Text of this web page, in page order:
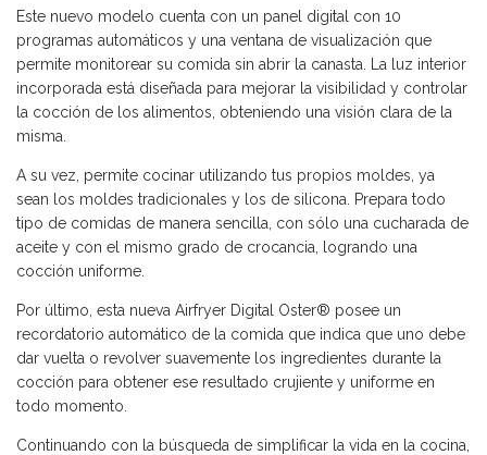
Este nuevo modelo cuenta con un panel digital con 10
programas automáticos y una ventana de visualización que
permite monitorear su comida sin abrir la canasta. La luz interior
incorporada está diseñada para mejorar la visibilidad y controlar
la cocción de los alimentos, obteniendo una visión clara de la
misma.
A su vez, permite cocinar utilizando tus propios moldes, ya
sean los moldes tradicionales y los de silicona. Prepara todo
tipo de comidas de manera sencilla, con sólo una cucharada de
aceite y con el mismo grado de crocancia, logrando una
cocción uniforme.
Por último, esta nueva Airfryer Digital Oster® posee un
recordatorio automático de la comida que indica que uno debe
dar vuelta o revolver suavemente los ingredientes durante la
cocción para obtener ese resultado crujiente y uniforme en
todo momento.
Continuando con la búsqueda de simplificar la vida en la cocina,